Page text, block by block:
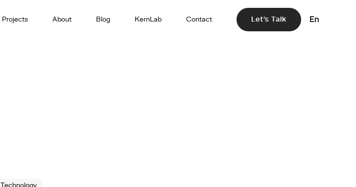
Projects About Blog KernLab Contact Let's Talk En
Technology